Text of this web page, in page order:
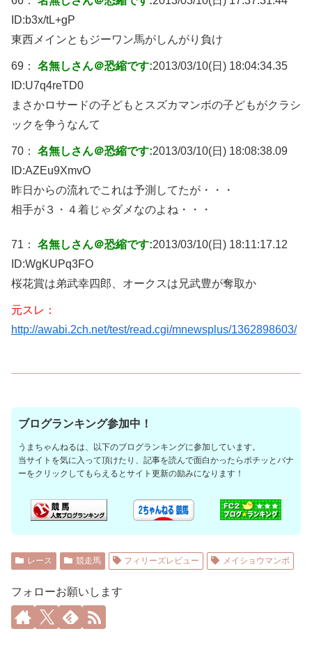
ID:b3x/tL+gP
東西メインともジーワン馬がしんがり負け
69： 名無しさん＠恐縮です:2013/03/10(日) 18:04:34.35
ID:U7q4reTD0
まさかロサードの子どもとスズカマンボの子どもがクラシ
ックを争うなんて
70： 名無しさん＠恐縮です:2013/03/10(日) 18:08:38.09
ID:AZEu9XmvO
昨日からの流れでこれは予測してたが・・・
相手が３・４着じゃダメなのよね・・・
71： 名無しさん＠恐縮です:2013/03/10(日) 18:11:17.12
ID:WgKUPq3FO
桜花賞は弟武幸四郎、オークスは兄武豊が奪取か
元スレ：
http://awabi.2ch.net/test/read.cgi/mnewsplus/1362898603/
ブログランキング参加中！
うまちゃんねるは、以下のブログランキングに参加しています。
当サイトを気に入って頂けたり、記事を読んで面白かったらポチッとバナ
ーをクリックしてもらえるとサイト更新の励みになります！
レース 競走馬 フィリーズレビュー メイショウマンボ
フォローお願いします